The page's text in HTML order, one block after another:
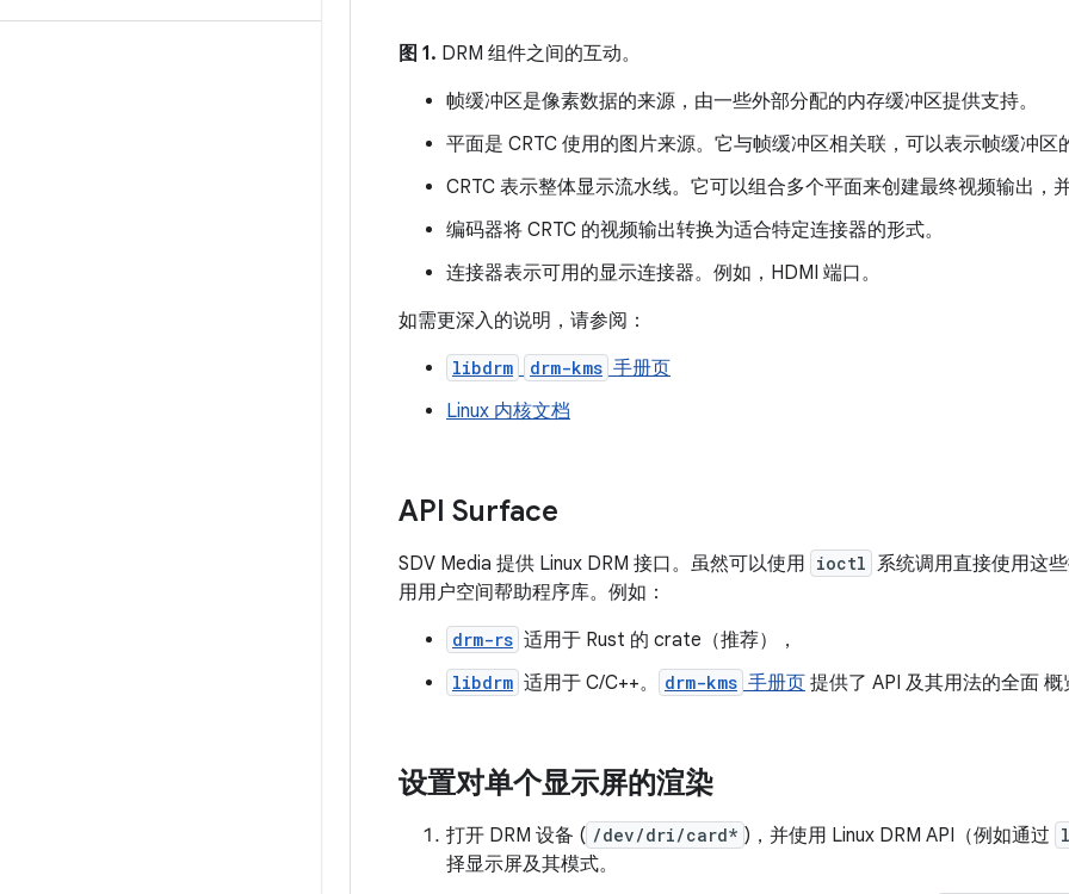
图 1. DRM 组件之间的互动。
帧缓冲区是像素数据的来源，由一些外部分配的内存缓冲区提供支持。
平面是 CRTC 使用的图片来源。它与帧缓冲区相关联，可以表示帧缓冲区
CRTC 表示整体显示流水线。它可以组合多个平面来创建最终视频输出，
编码器将 CRTC 的视频输出转换为适合特定连接器的形式。
连接器表示可用的显示连接器。例如，HDMI 端口。
如需更深入的说明，请参阅：
libdrm drm-kms 手册页
Linux 内核文档
API Surface
SDV Media 提供 Linux DRM 接口。虽然可以使用 ioctl 系统调用直接使用这
用用户空间帮助程序库。例如：
drm-rs 适用于 Rust 的 crate（推荐），
libdrm 适用于 C/C++。 drm-kms 手册页 提供了 API 及其用法的全面 概
设置对单个显示屏的渲染
打开 DRM 设备 ( /dev/dri/card* )，并使用 Linux DRM API（例如通过
择显示屏及其模式。